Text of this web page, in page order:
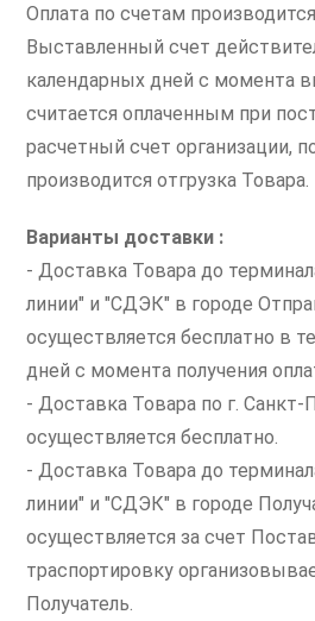
Оплата по счетам
Выставленный счет
календарных дней с момента
считается оплаченным при
расчетный счет организации,
производится отгрузка Товара.
Варианты доставки :
- Доставка Товара до
линии" и "СДЭК" в городе
осуществляется бесплатно в
дней с момента получения
- Доставка Товара по г. Санкт-
осуществляется бесплатно.
- Доставка Товара до
линии" и "СДЭК" в городе
осуществляется за счет
траспортировку
Получатель.